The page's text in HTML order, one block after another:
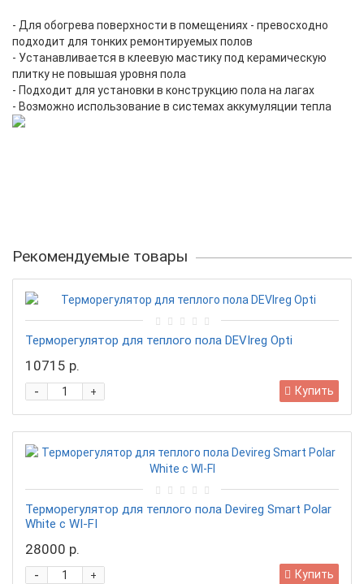
- Для обогрева поверхности в помещениях - превосходно
подходит для тонких ремонтируемых полов
- Устанавливается в клеевую мастику под керамическую
плитку не повышая уровня пола
- Подходит для установки в конструкцию пола на лагах
- Возможно использование в системах аккумуляции тепла
Рекомендуемые товары
Терморегулятор для теплого пола DEVIreg Opti
10715 р.
+
- Купить
Терморегулятор для теплого пола Devireg Smart Polar
White c WI-FI
28000 р.
+
- Купить